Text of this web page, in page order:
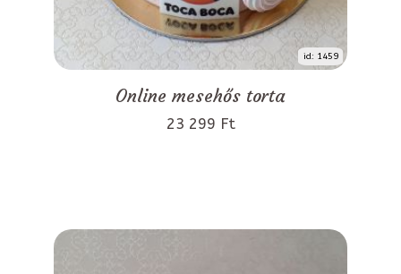
id: 1459
Online mesehős torta
23 299 Ft